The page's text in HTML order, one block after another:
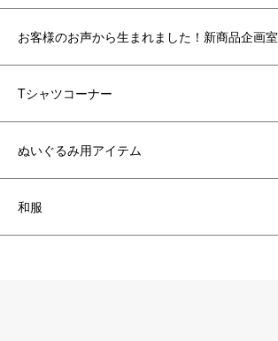
お客様のお声から生まれました！新商品企画室
Tシャツコーナー
ぬいぐるみ用アイテム
和服